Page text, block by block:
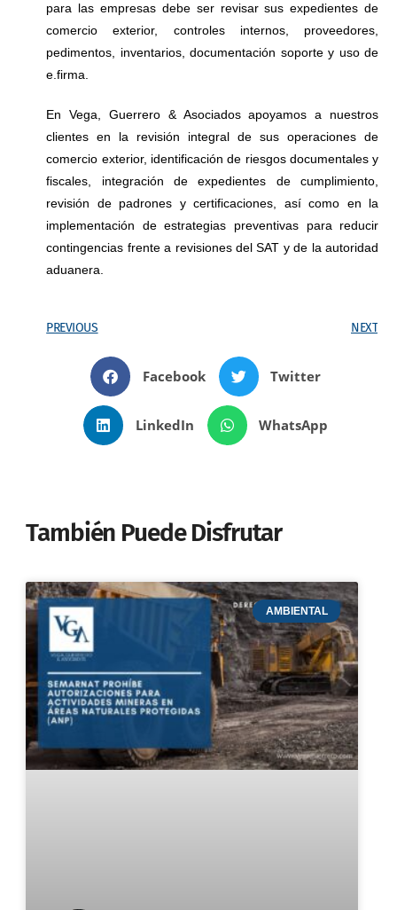
para las empresas debe ser revisar sus expedientes de
comercio exterior, controles internos, proveedores,
pedimentos, inventarios, documentación soporte y uso de
e.firma.
En Vega, Guerrero & Asociados apoyamos a nuestros
clientes en la revisión integral de sus operaciones de
comercio exterior, identificación de riesgos documentales y
fiscales, integración de expedientes de cumplimiento,
revisión de padrones y certificaciones, así como en la
implementación de estrategias preventivas para reducir
contingencias frente a revisiones del SAT y de la autoridad
aduanera.
PREVIOUS NEXT
Facebook Twitter
LinkedIn WhatsApp
También Puede Disfrutar
AMBIENTAL